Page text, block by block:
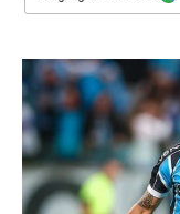
b
k
s
p
n
l